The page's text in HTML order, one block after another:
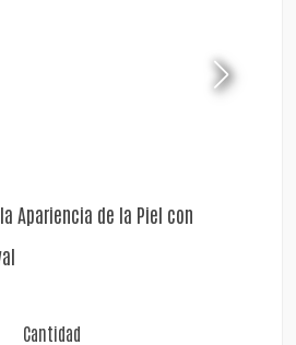
Apariencia de la Piel con
Cantidad